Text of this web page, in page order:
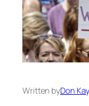
Written byDon